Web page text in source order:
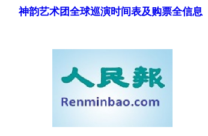
神韵艺术团全球巡演时间表及购票全信息